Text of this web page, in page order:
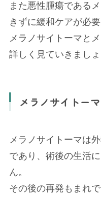
また悪性腫瘍である
きずに緩和ケアが必
メラノサイトーマと
詳しく見ていきましょ
メラノサイトーマ
メラノサイトーマは
であり、術後の生活
ん。
その後の再発もまれ